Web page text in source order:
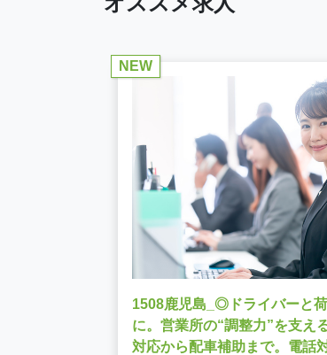
NEW
1508鹿児島_◎ドライバーと
に。営業所の“調整力”を支え
対応から配車補助まで。電話